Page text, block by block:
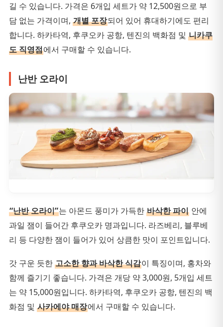
길 수 있습니다. 가격은 6개입 세트가 약 12,500원으로 부
담 없는 가격이며, 개별 포장되어 있어 휴대하기에도 편리
합니다. 하카타역, 후쿠오카 공항, 텐진의 백화점 및 니카쿠
도 직영점에서 구매할 수 있습니다.
난반 오라이
“난반 오라이”는 아몬드 풍미가 가득한 바삭한 파이 안에
과일 잼이 들어간 후쿠오카 명과입니다. 라즈베리, 블루베
리 등 다양한 잼이 들어가 있어 상큼한 맛이 포인트입니다.
갓 구운 듯한 고소한 향과 바삭한 식감이 특징이며, 홍차와
함께 즐기기 좋습니다. 가격은 개당 약 3,000원, 5개입 세트
는 약 15,000원입니다. 하카타역, 후쿠오카 공항, 텐진의 백
화점 및 사카에야 매장에서 구매할 수 있습니다.